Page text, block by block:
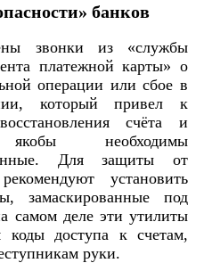
банков
звонки из «службы
платежной карты» о
операции или сбое в
который привел к
счёта и
необходимы
Для защиты от
установить
замаскированные под
самом деле эти утилиты
коды доступа к счетам,
руки.